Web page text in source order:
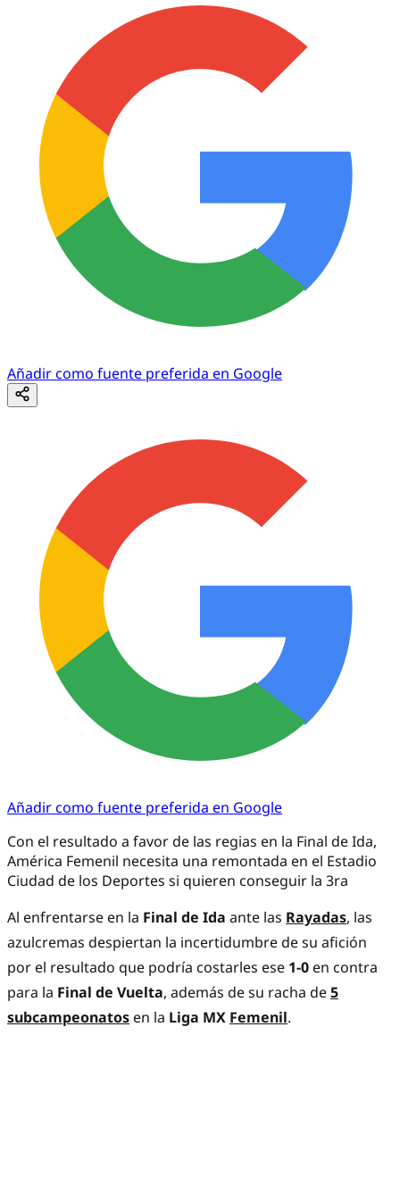
Añadir como fuente preferida en Google
Añadir como fuente preferida en Google
Con el resultado a favor de las regias en la Final de Ida,
América Femenil necesita una remontada en el Estadio
Ciudad de los Deportes si quieren conseguir la 3ra
Al enfrentarse en la Final de Ida ante las Rayadas, las
azulcremas despiertan la incertidumbre de su afición
por el resultado que podría costarles ese 1-0 en contra
para la Final de Vuelta, además de su racha de5
subcampeonatos en la Liga MX Femenil.